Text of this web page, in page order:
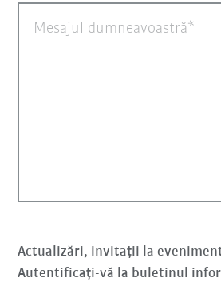
Mesajul dumneavoastră
Actualizări, invitații la
Autentificați-vă la buletinul